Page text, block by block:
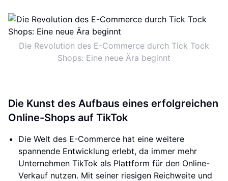
Die Revolution des E-Commerce durch Tick Tock
Shops: Eine neue Ära beginnt
Die Kunst des Aufbaus eines erfolgreichen
Online-Shops auf TikTok
Die Welt des E-Commerce hat eine weitere
spannende Entwicklung erlebt, da immer mehr
Unternehmen TikTok als Plattform für den Online-
Verkauf nutzen. Mit seiner riesigen Reichweite und